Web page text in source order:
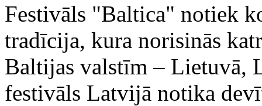
Festivāls "Baltica" notiek
tradīcija, kura norisinās
Baltijas valstīm – Lietuvā,
festivāls Latvijā notika